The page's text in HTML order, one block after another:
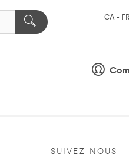
CA - FR
SUIVEZ-NOUS